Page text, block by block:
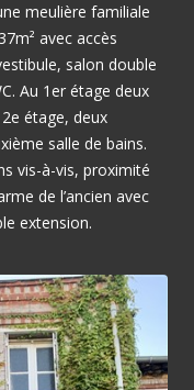
meulière familiale
avec accès
salon double
Au 1er étage deux
étage, deux
salle de bains.
vis-à-vis, proximité
de l’ancien avec
extension.